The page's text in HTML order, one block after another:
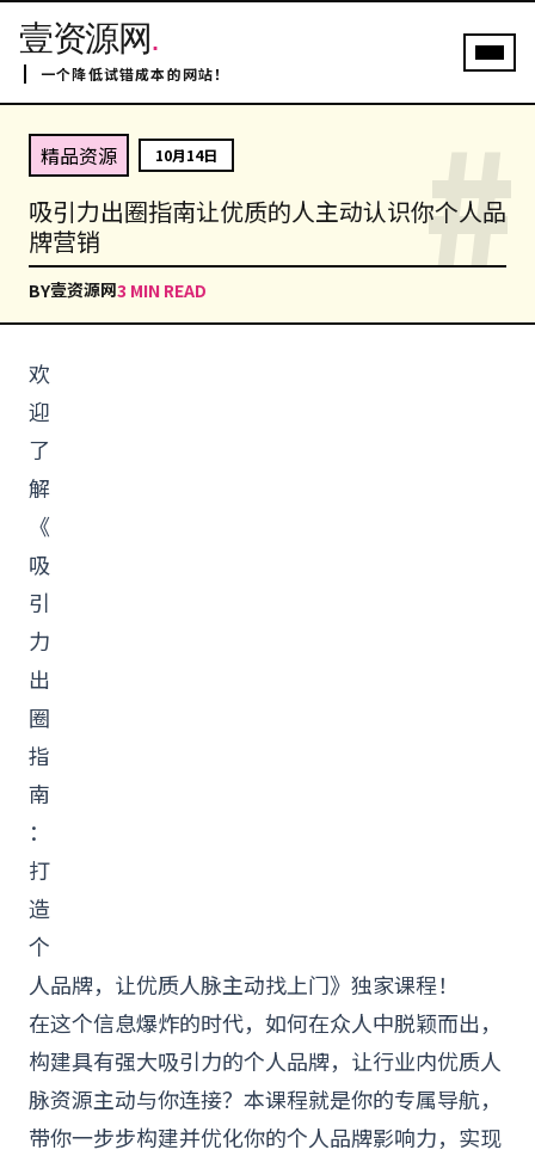
壹资源网.
一个降低试错成本的网站！
#
精品资源 10月14日
吸引力出圈指南让优质的人主动认识你个人品
牌营销
BY壹资源网3 MIN READ
欢
迎
了
解
《
吸
引
力
出
圈
指
南
：
打
造
个
人品牌，让优质人脉主动找上门》独家课程！
在这个信息爆炸的时代，如何在众人中脱颖而出，
构建具有强大吸引力的个人品牌，让行业内优质人
脉资源主动与你连接？本课程就是你的专属导航，
带你一步步构建并优化你的个人品牌影响力，实现